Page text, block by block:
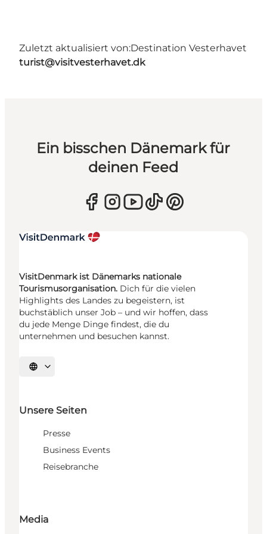
Zuletzt aktualisiert von:Destination Vesterhavet
turist@visitvesterhavet.dk
Ein bisschen Dänemark für
deinen Feed
VisitDenmark ist Dänemarks nationale
Tourismusorganisation. Dich für die vielen
Highlights des Landes zu begeistern, ist
buchstäblich unser Job – und wir hoffen, dass
du jede Menge Dinge findest, die du
unternehmen und besuchen kannst.
Sprache auswählen
Unsere Seiten
Presse
Business Events
Reisebranche
Media